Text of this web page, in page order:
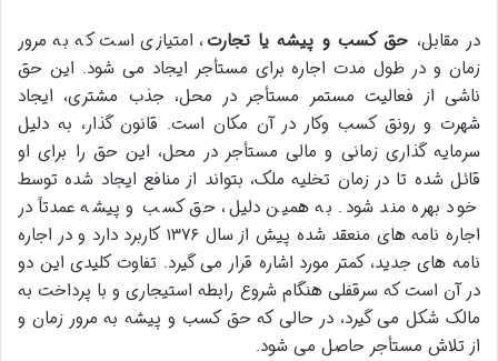
در مقابل، حق کسب و پیشه یا تجارت، امتیازی است که به مرور
زمان و در طول مدت اجاره برای مستأجر ایجاد می شود. این حق
ناشی از فعالیت مستمر مستأجر در محل، جذب مشتری، ایجاد
شهرت و رونق کسب وکار در آن مکان است. قانون گذار، به دلیل
سرمایه گذاری زمانی و مالی مستأجر در محل، این حق را برای او
قائل شده تا در زمان تخلیه ملک، بتواند از منافع ایجاد شده توسط
خود بهره مند شود. به همین دلیل، حق کسب و پیشه عمدتاً در
اجاره نامه های منعقد شده پیش از سال ۱۳۷۶ کاربرد دارد و در اجاره
نامه های جدید، کمتر مورد اشاره قرار می گیرد. تفاوت کلیدی این دو
در آن است که سرقفلی هنگام شروع رابطه استیجاری و با پرداخت به
مالک شکل می گیرد، در حالی که حق کسب و پیشه به مرور زمان و
از تلاش مستأجر حاصل می شود.